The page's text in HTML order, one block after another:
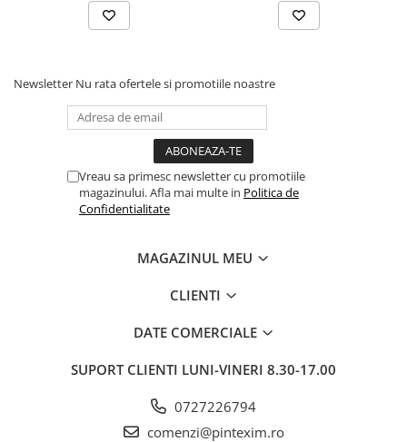
Markere speciale pentru desen
Produse Craft
Ghiozdane si genti scolare
Carti si jocuri pentru copii
Diverse articole pentru scoala
Instrumente de scris
Cerneala si rezerva pentru stilou
Newsletter Nu rata ofertele si promotiile noastre
Vreau sa primesc newsletter cu promotiile
magazinului. Afla mai multe in Politica de
Confidentialitate
MAGAZINUL MEU
CLIENTI
DATE COMERCIALE
SUPORT CLIENTI LUNI-VINERI 8.30-17.00
0727226794
comenzi@pintexim.ro